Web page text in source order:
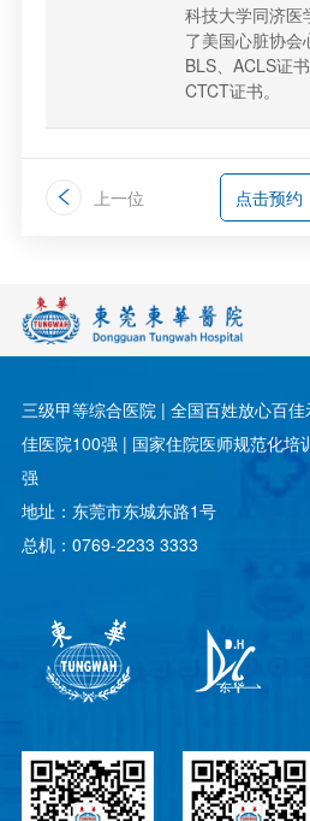
科技大学同济医
了美国心脏协会
BLS、ACLS证
CTCT证书。
上一位 点击预约
三级甲等综合医院 | 全国百姓放心百
佳医院100强 | 国家住院医师规范化培
强
地址：东莞市东城东路1号
总机：0769-2233 3333